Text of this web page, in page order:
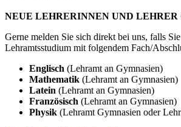
NEUE LEHRERINNEN UND LEHRER
Gerne melden Sie sich direkt bei uns, falls
Lehramtsstudium mit folgendem Fach/
Englisch (Lehramt an Gymnasien)
Mathematik (Lehramt an Gymnasien)
Latein (Lehramt an Gymnasien)
Französisch (Lehramt an Gymnasien)
Physik (Lehramt Gymnasien oder